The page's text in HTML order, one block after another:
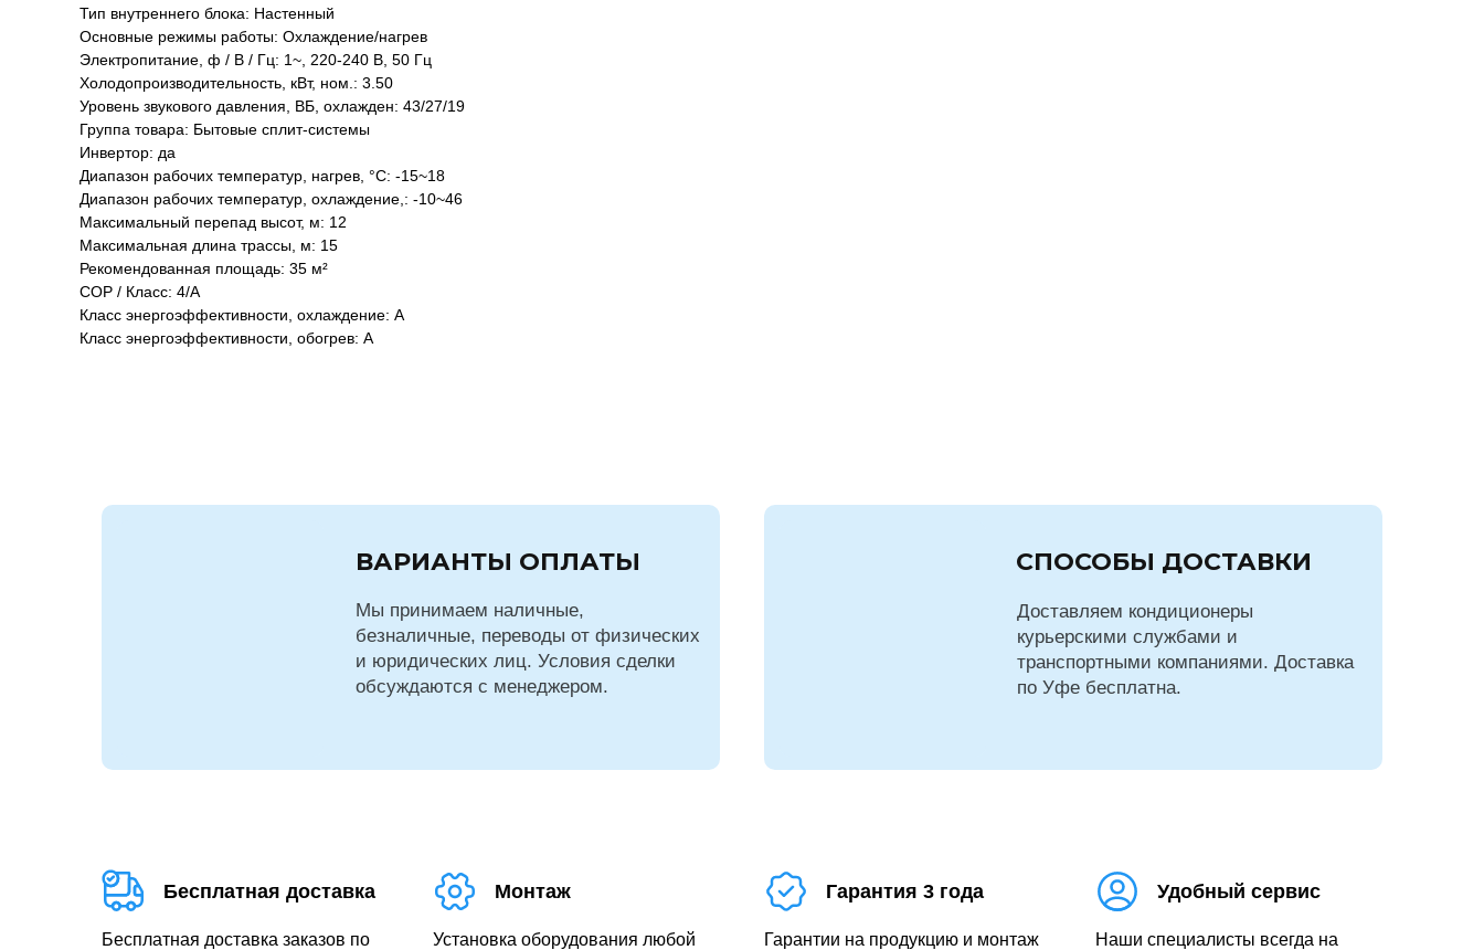
Тип внутреннего блока: Настенный
Основные режимы работы: Охлаждение/нагрев
Электропитание, ф / В / Гц: 1~, 220-240 В, 50 Гц
Холодопроизводительность, кВт, ном.: 3.50
Уровень звукового давления, ВБ, охлажден: 43/27/19
Группа товара: Бытовые сплит-системы
Инвертор: да
Диапазон рабочих температур, нагрев, °C: -15~18
Диапазон рабочих температур, охлаждение,: -10~46
Максимальный перепад высот, м: 12
Максимальная длина трассы, м: 15
Рекомендованная площадь: 35 м²
COP / Класс: 4/A
Класс энергоэффективности, охлаждение: A
Класс энергоэффективности, обогрев: A
Мы принимаем наличные,
безналичные, переводы от физических
и юридических лиц. Условия сделки
обсуждаются с менеджером.
ВАРИАНТЫ ОПЛАТЫ
Доставляем кондиционеры
курьерскими службами и
транспортными компаниями. Доставка
по Уфе бесплатна.
СПОСОБЫ ДОСТАВКИ
Бесплатная доставка
Бесплатная доставка заказов по
Монтаж
Установка оборудования любой
Гарантия 3 года
Гарантии на продукцию и монтаж
Удобный сервис
Наши специалисты всегда на